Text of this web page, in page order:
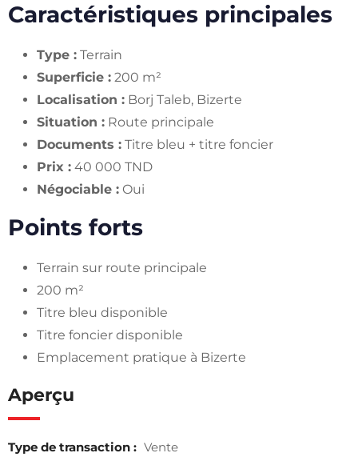
Caractéristiques principales
Type : Terrain
Superficie : 200 m²
Localisation : Borj Taleb, Bizerte
Situation : Route principale
Documents : Titre bleu + titre foncier
Prix : 40 000 TND
Négociable : Oui
Points forts
Terrain sur route principale
200 m²
Titre bleu disponible
Titre foncier disponible
Emplacement pratique à Bizerte
Aperçu
Type de transaction : Vente